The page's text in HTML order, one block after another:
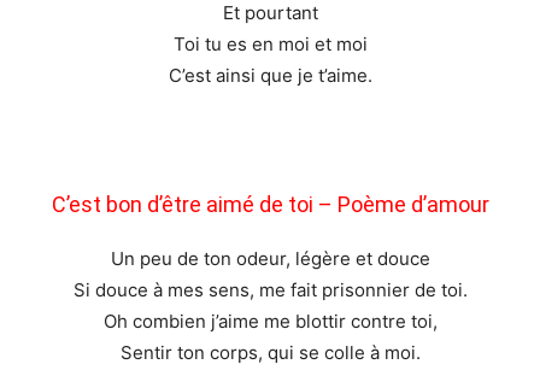
Et pourtant
Toi tu es en moi et moi
C’est ainsi que je t’aime.
C’est bon d’être aimé de toi – Poème d’amour
Un peu de ton odeur, légère et douce
Si douce à mes sens, me fait prisonnier de toi.
Oh combien j’aime me blottir contre toi,
Sentir ton corps, qui se colle à moi.